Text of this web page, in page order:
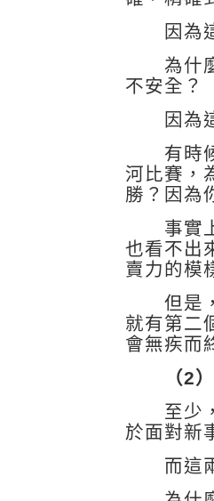
因為這
為什麼
不安全？
因為這
有時候
河比賽，
勝？因為
事實上
也看不出
賣力的模
但是，
就有第二
會無疾而
（2
至少，
於面對新
而這兩